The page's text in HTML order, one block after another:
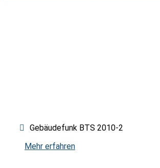
Gebäudefunk BTS 2010-2
Mehr erfahren